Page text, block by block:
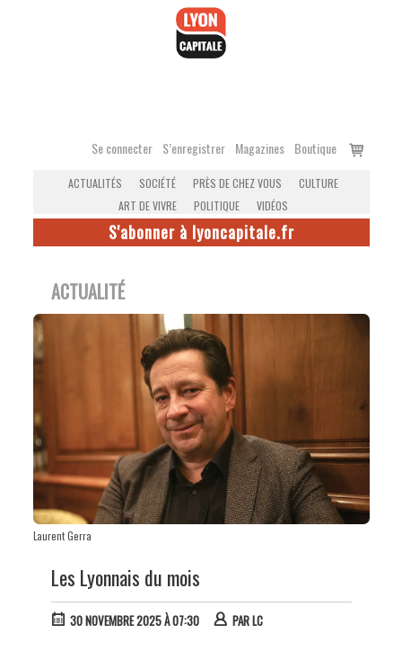
Se connecter S’enregistrer Magazines Boutique
Voir
ACTUALITÉS SOCIÉTÉ PRÈS DE CHEZ VOUS
CULTURE
ART DE VIVRE
POLITIQUE VIDÉOS
S'abonner à lyoncapitale.fr
ACTUALITÉ
Laurent Gerra
Les Lyonnais du mois
30 NOVEMBRE 2025 À 07:30 PARLC